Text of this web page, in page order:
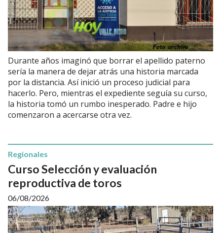
Durante años imaginó que borrar el apellido paterno
sería la manera de dejar atrás una historia marcada
por la distancia. Así inició un proceso judicial para
hacerlo. Pero, mientras el expediente seguía su curso,
la historia tomó un rumbo inesperado. Padre e hijo
comenzaron a acercarse otra vez.
Curso Selección y evaluación
reproductiva de toros
Regionales
06/08/2026